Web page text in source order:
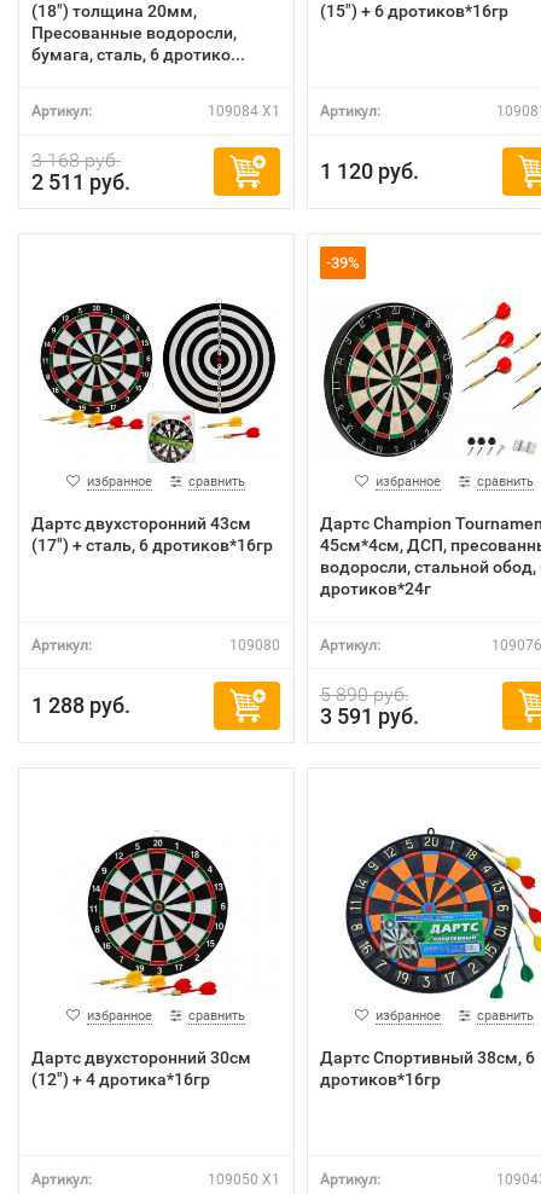
(18") толщина 20мм,
Пресованные водоросли,
бумага, сталь, 6 дротико...
Артикул: 109084 X1
3 168 руб.
2 511 руб.
(15") + 6 дротиков*16гр
Артикул:
1 120 руб.
избранное сравнить
Дартс двухсторонний 43см
(17") + сталь, 6 дротиков*16гр
Артикул: 109080
1 288 руб.
-39%
избранное сравнить
Дартс Champion
45см*4см, ДСП,
водоросли, стальной обод,
дротиков*24г
Артикул:
5 890 руб.
3 591 руб.
избранное сравнить
Дартс двухсторонний 30см
(12") + 4 дротика*16гр
Артикул: 109050 X1
избранное сравнить
Дартс Спортивный 38см, 6
дротиков*16гр
Артикул: